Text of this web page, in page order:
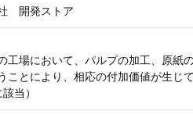
開発ストア
工場において、パルプの加工、原紙
ことにより、相応の付加価値が生じ
当）